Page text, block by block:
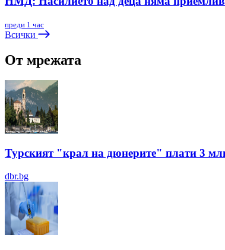
преди 1 час
Всички
От мрежата
Турският "крал на дюнерите" плати 3
dbr.bg